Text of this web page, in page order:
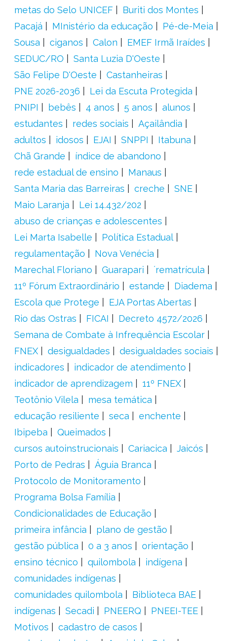
metas do Selo UNICEF
Buriti dos Montes
Pacajá
MInistério da educação
Pé-de-Meia
Sousa
ciganos Calon
EMEF Irmã Iraídes
SEDUC/RO
Santa Luzia D'Oeste
São Felipe D'Oeste
Castanheiras
PNE 2026-2036
Lei da Escuta Protegida
PNIPI
bebês 4 anos 5 anos
alunos
estudantes
redes sociais
Açailândia
adultos
idosos EJAI SNPPI
Itabuna
Chã Grande
índice de abandono
rede estadual de ensino
Manaus
Santa Maria das Barreiras
creche
SNE
Maio Laranja
Lei 14.432/202
abuso de crianças e adolescentes
Lei Marta Isabelle
Política Estadual
regulamentação
Nova Venécia
Marechal Floriano
Guarapari
´rematrícula
11º Fórum Extraordinário
estande
Diadema
Escola que Protege
EJA Portas Abertas
Rio das Ostras
FICAI
Decreto 4572/2026
Semana de Combate à Infrequência Escolar
FNEX
desigualdades
desigualdades sociais
indicadores
indicador de atendimento
indicador de aprendizagem
11º FNEX
Teotônio Vilela
mesa temática
educação resiliente
seca
enchente
Ibipeba
Queimados
cursos autoinstrucionais
Cariacica
Jaicós
Porto de Pedras
Águia Branca
Protocolo de Monitoramento
Programa Bolsa Família
Condicionalidades de Educação
primeira infância
plano de gestão
gestão pública
0 a 3 anos
orientação
ensino técnico
quilombola
indígena
comunidades indígenas
comunidades quilombola
Biblioteca BAE
indígenas
Secadi PNEERQ
PNEEI-TEE
Motivos
cadastro de casos